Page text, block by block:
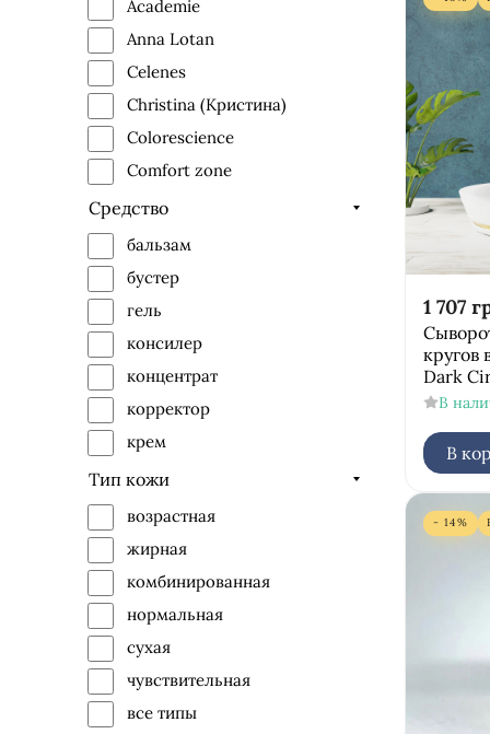
Academie
Anna Lotan
Celenes
Christina (Кристина)
Colorescience
Comfort zone
Derma Series
Dermaheal
Dr.Grandel
HydroPeptide
Image Skincare
Institut Esthederm
Instytutum
JANSSEN Cosmetics
Lamic Cosmetici
Средство
бальзам
бустер
гель
консилер
концентрат
корректор
крем
маска
патчи
Тип кожи
возрастная
жирная
комбинированная
нормальная
сухая
чувствительная
все типы
1 707
кругов
Dark
В
В
- 14%